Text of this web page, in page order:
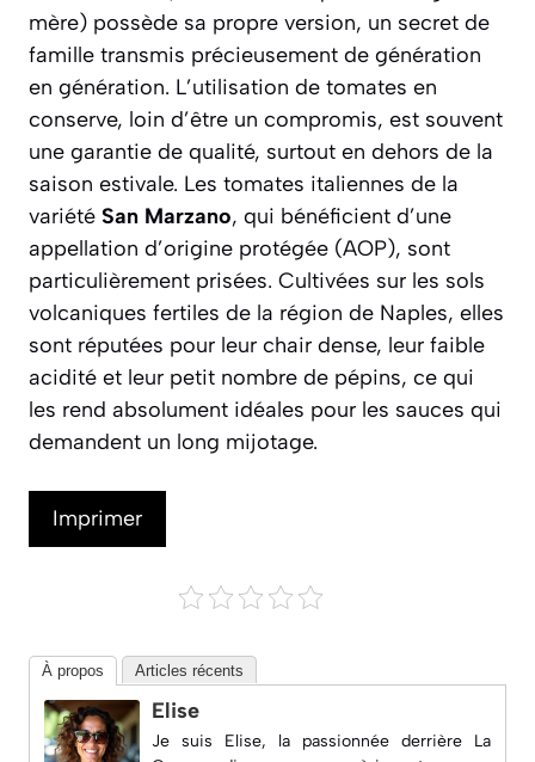
mère) possède sa propre version, un secret de
famille transmis précieusement de génération
en génération. L’utilisation de tomates en
conserve, loin d’être un compromis, est souvent
une garantie de qualité, surtout en dehors de la
saison estivale. Les tomates italiennes de la
variété San Marzano, qui bénéficient d’une
appellation d’origine protégée (AOP), sont
particulièrement prisées. Cultivées sur les sols
volcaniques fertiles de la région de Naples, elles
sont réputées pour leur chair dense, leur faible
acidité et leur petit nombre de pépins, ce qui
les rend absolument idéales pour les sauces qui
demandent un long mijotage.
Imprimer
À propos Articles récents
Elise
Je suis Elise, la passionnée derrière La